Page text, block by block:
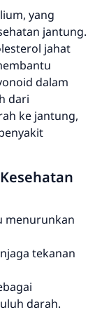
yang
jantung.
jahat
dalam
dari
ke jantung,
menurunkan
tekanan
darah.